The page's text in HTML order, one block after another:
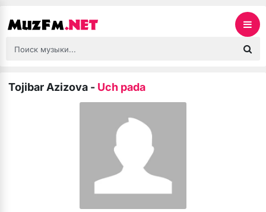
Tojibar Azizova - Uch pada